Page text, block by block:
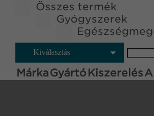
Összes termék
Gyógyszerek
Kiválasztás
MárkaGyártó Kiszerelés